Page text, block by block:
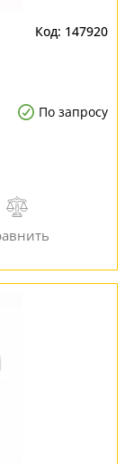
147920
По запросу